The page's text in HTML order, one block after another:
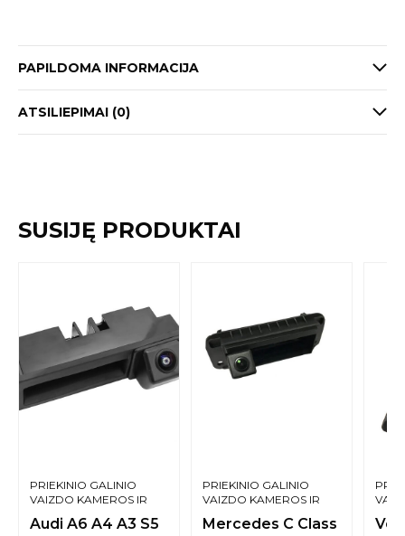
PAPILDOMA INFORMACIJA
ATSILIEPIMAI (0)
SUSIJĘ PRODUKTAI
PRIEKINIO GALINIO
VAIZDO KAMEROS IR
Audi A6 A4 A3 S5
PRIEKINIO GALINIO
VAIZDO KAMEROS IR
Mercedes C Class